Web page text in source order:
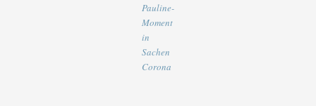
Pauline-
Moment
in
Sachen
Corona